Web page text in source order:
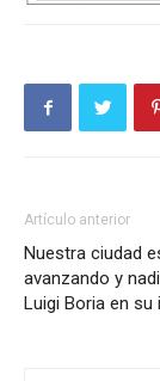
Artículo anterior
Nuestra ciudad
avanzando y
Luigi Boria en